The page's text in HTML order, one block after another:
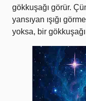
gökkuşağı görür.
yansıyan ışığı
yoksa, bir